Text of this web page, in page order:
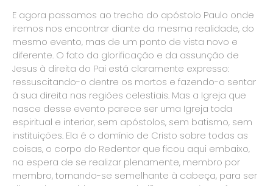
E agora passamos ao trecho do apóstolo Paulo onde
iremos nos encontrar diante da mesma realidade, do
mesmo evento, mas de um ponto de vista novo e
diferente. O fato da glorificação e da assunção de
Jesus à direita do Pai está claramente expresso:
ressuscitando-o dentre os mortos e fazendo-o sentar
à sua direita nas regiões celestiais. Mas a Igreja que
nasce desse evento parece ser uma Igreja toda
espiritual e interior, sem apóstolos, sem batismo, sem
instituições. Ela é o domínio de Cristo sobre todas as
coisas, o corpo do Redentor que ficou aqui embaixo,
na espera de se realizar plenamente, membro por
membro, tornando-se semelhante à cabeça, para ser